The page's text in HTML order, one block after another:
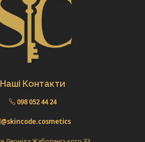
Наші Контакти
098 052 44 24
@skincode.cosmetics